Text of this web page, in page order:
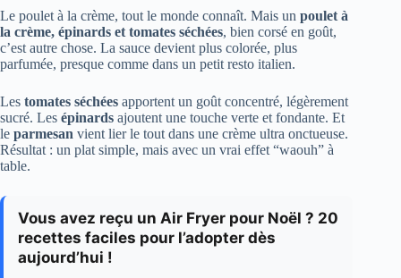
Le poulet à la crème, tout le monde connaît. Mais un poulet à
la crème, épinards et tomates séchées, bien corsé en goût,
c’est autre chose. La sauce devient plus colorée, plus
parfumée, presque comme dans un petit resto italien.
Les tomates séchées apportent un goût concentré, légèrement
sucré. Les épinards ajoutent une touche verte et fondante. Et
le parmesan vient lier le tout dans une crème ultra onctueuse.
Résultat : un plat simple, mais avec un vrai effet “waouh” à
table.
Vous avez reçu un Air Fryer pour Noël ? 20
recettes faciles pour l’adopter dès
aujourd’hui !